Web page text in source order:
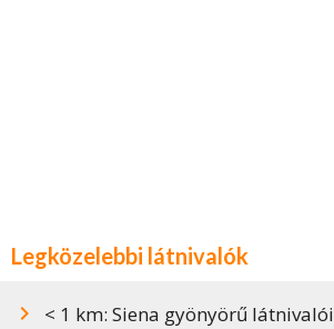
Legközelebbi látnivalók
< 1 km: Siena gyönyörű látnivalói